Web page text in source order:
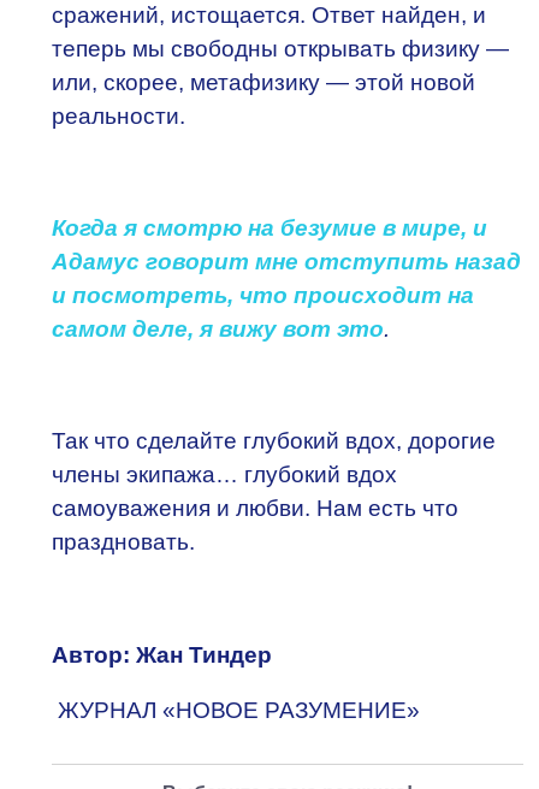
сражений, истощается. Ответ найден, и
теперь мы свободны открывать физику —
или, скорее, метафизику — этой новой
реальности.
Когда я смотрю на безумие в мире, и
Адамус говорит мне отступить назад
и посмотреть, что происходит на
самом деле, я вижу вот это.
Так что сделайте глубокий вдох, дорогие
члены экипажа… глубокий вдох
самоуважения и любви. Нам есть что
праздновать.
Автор: Жан Тиндер
ЖУРНАЛ «НОВОЕ РАЗУМЕНИЕ»